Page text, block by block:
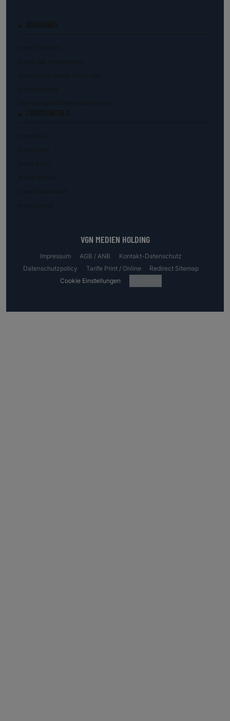
VGN MEDIEN HOLDING
Impressum AGB / ANB
Kontakt-Datenschutz
Datenschutzpolicy
Tarife Print / Online
Redirect Sitemap
Cookie Einstellungen